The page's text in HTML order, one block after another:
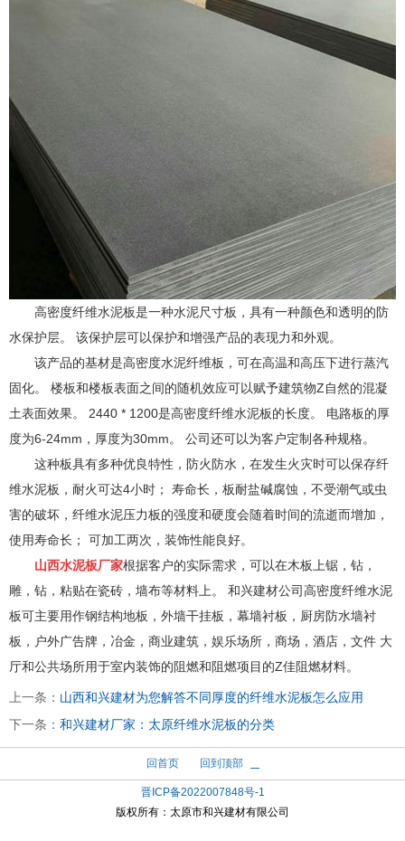
高密度纤维水泥板是一种水泥尺寸板，具有一种颜色和透明的防
水保护层。 该保护层可以保护和增强产品的表现力和外观。
该产品的基材是高密度水泥纤维板，可在高温和高压下进行蒸汽
固化。 楼板和楼板表面之间的随机效应可以赋予建筑物Z自然的混凝
土表面效果。 2440 * 1200是高密度纤维水泥板的长度。 电路板的厚
度为6-24mm，厚度为30mm。 公司还可以为客户定制各种规格。
这种板具有多种优良特性，防火防水，在发生火灾时可以保存纤
维水泥板，耐火可达4小时； 寿命长，板耐盐碱腐蚀，不受潮气或虫
害的破坏，纤维水泥压力板的强度和硬度会随着时间的流逝而增加，
使用寿命长； 可加工两次，装饰性能良好。
山西水泥板厂家根据客户的实际需求，可以在木板上锯，钻，
雕，钻，粘贴在瓷砖，墙布等材料上。 和兴建材公司高密度纤维水泥
板可主要用作钢结构地板，外墙干挂板，幕墙衬板，厨房防水墙衬
板，户外广告牌，冶金，商业建筑，娱乐场所，商场，酒店，文件 大
厅和公共场所用于室内装饰的阻燃和阻燃项目的Z佳阻燃材料。
上一条： 山西和兴建材为您解答不同厚度的纤维水泥板怎么应用
下一条： 和兴建材厂家：太原纤维水泥板的分类
回首页 回到顶部
晋ICP备2022007848号-1
版权所有： 太原市和兴建材有限公司